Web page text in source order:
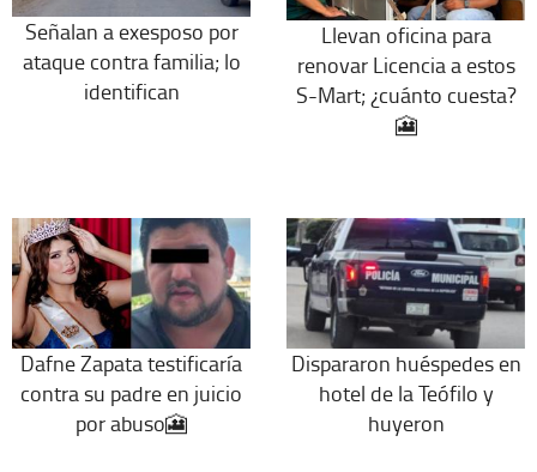
Señalan a exesposo por
ataque contra familia; lo
identifican
Llevan oficina para
renovar Licencia a estos
S-Mart; ¿cuánto cuesta?
🎦
Dafne Zapata testificaría
contra su padre en juicio
por abuso🎦
Dispararon huéspedes en
hotel de la Teófilo y
huyeron